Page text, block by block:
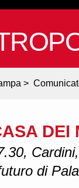
>
DEI
di